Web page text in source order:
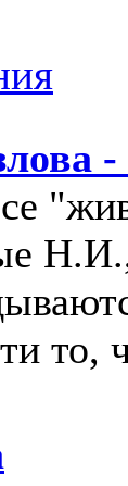
-
то,